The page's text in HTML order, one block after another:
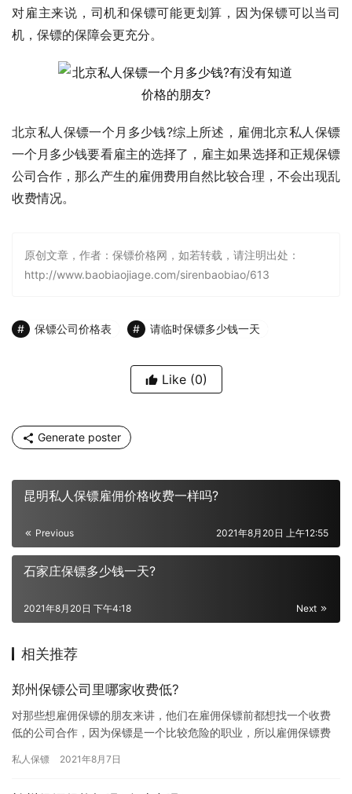
对雇主来说，司机和保镖可能更划算，因为保镖可以当司
机，保镖的保障会更充分。
北京私人保镖一个月多少钱?综上所述，雇佣北京私人保镖
一个月多少钱要看雇主的选择了，雇主如果选择和正规保镖
公司合作，那么产生的雇佣费用自然比较合理，不会出现乱
收费情况。
原创文章，作者：保镖价格网，如若转载，请注明出处：
http://www.baobiaojiage.com/sirenbaobiao/613
保镖公司价格表 请临时保镖多少钱一天
Like (0)
Generate poster
昆明私人保镖雇佣价格收费一样吗?
Previous 2021年8月20日 上午12:55
石家庄保镖多少钱一天?
Next
2021年8月20日 下午4:18
相关推荐
郑州保镖公司里哪家收费低?
对那些想雇佣保镖的朋友来讲，他们在雇佣保镖前都想找一个收费
低的公司合作，因为保镖是一个比较危险的职业，所以雇佣保镖费
司里哪…
私人保镖 2021年8月7日